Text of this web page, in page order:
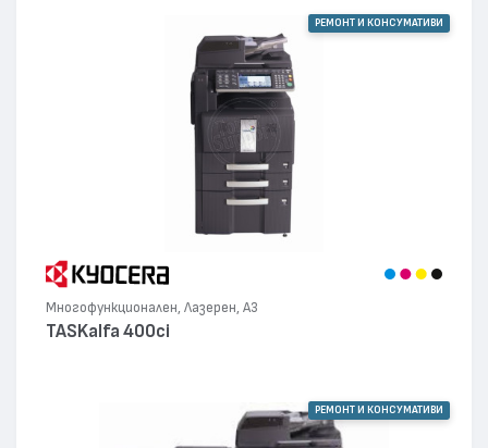
РЕМОНТ И КОНСУМАТИВИ
Многофункционален, Лазерен, А3
TASKalfa 400ci
РЕМОНТ И КОНСУМАТИВИ